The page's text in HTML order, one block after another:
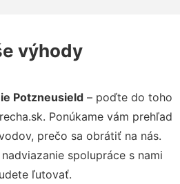
výhody
Potzneusield – poďte do toho
Ponúkame vám prehľad
prečo sa obrátiť na nás.
spolupráce s nami
ľutovať.